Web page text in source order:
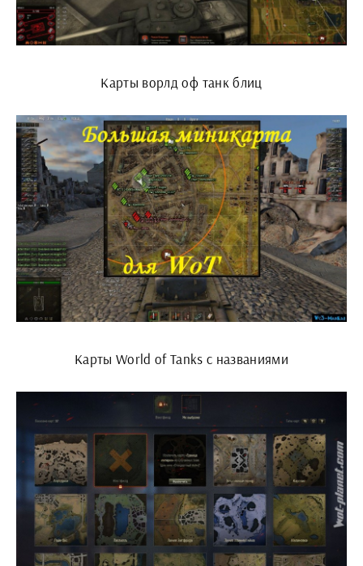
Карты ворлд оф танк блиц
Карты World of Tanks с названиями